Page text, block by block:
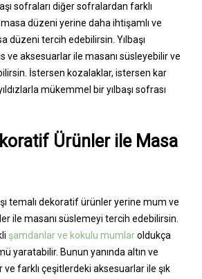
sofraları diğer sofralardan farklı
düzeni yerine daha ihtişamlı ve
düzeni tercih edebilirsin. Yılbaşı
ve aksesuarlar ile masanı süsleyebilir ve
İstersen kozalaklar, istersen kar
mükemmel bir yılbaşı sofrası
Ürünler ile Masa
temalı dekoratif ürünler yerine mum ve
ile masanı süslemeyi tercih edebilirsin.
şamdanlar ve kokulu mumlaroldukça
yaratabilir. Bunun yanında altın ve
farklı çeşitlerdeki aksesuarlar ile şık